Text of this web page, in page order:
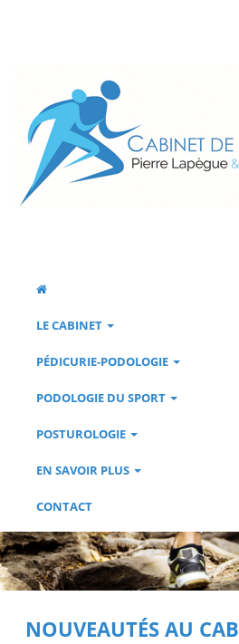
LE CABINET
PÉDICURIE-PODOLOGIE
PODOLOGIE DU SPORT
POSTUROLOGIE
EN SAVOIR PLUS
CONTACT
NOUVEAUTÉS AU